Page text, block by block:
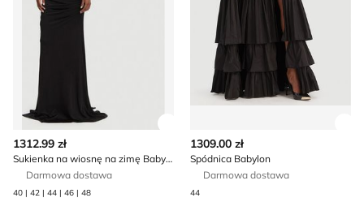
1312.99 zł
Sukienka na wiosnę na zimę Babylon
Darmowa dostawa
40 | 42 | 44 | 46 | 48
1309.00 zł
Spódnica Babylon
Darmowa dostawa
44